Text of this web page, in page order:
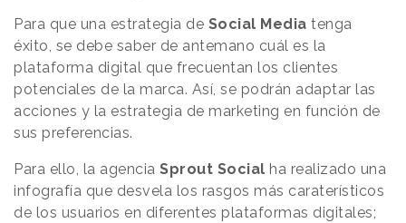
Para que una estrategia de Social Media tenga
éxito, se debe saber de antemano cuál es la
plataforma digital que frecuentan los clientes
potenciales de la marca. Así, se podrán adaptar las
acciones y la estrategia de marketing en función de
sus preferencias.
Para ello, la agencia Sprout Social ha realizado una
infografía que desvela los rasgos más caraterísticos
de los usuarios en diferentes plataformas digitales;